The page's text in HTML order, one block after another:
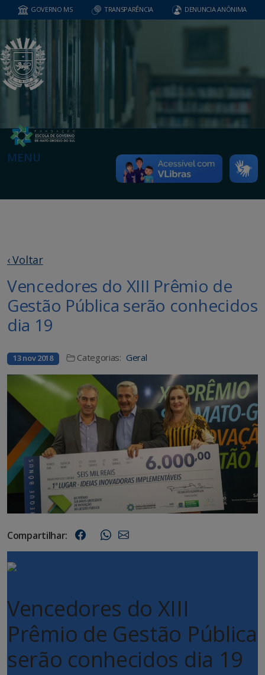
GOVERNO MS TRANSPARÊNCIA DENUNCIA ANÔNIMA
MENU
‹ Voltar
Vencedores do XIII Prêmio de
Gestão Pública serão conhecidos
dia 19
13 nov 2018 Categorias: Geral
Compartilhar:
Vencedores do XIII
Prêmio de Gestão Pública
serão conhecidos dia 19